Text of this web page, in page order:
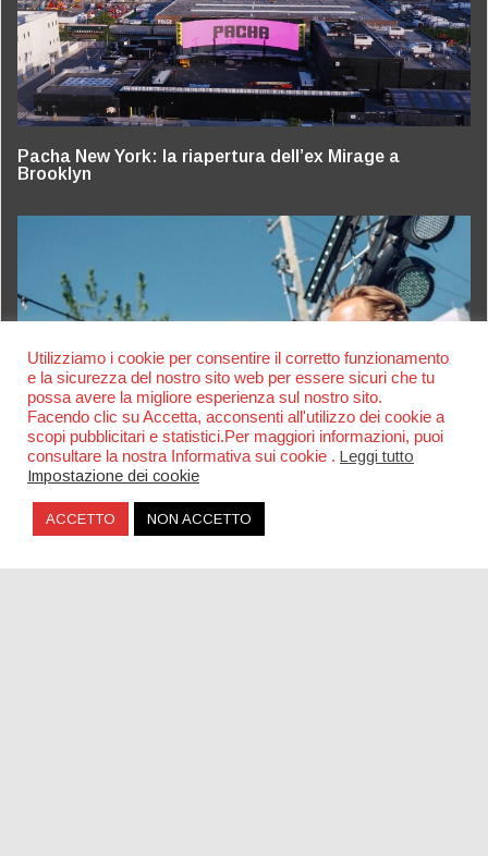
Pacha New York: la riapertura dell’ex Mirage a
Brooklyn
Utilizziamo i cookie per consentire il corretto funzionamento
e la sicurezza del nostro sito web per essere sicuri che tu
possa avere la migliore esperienza sul nostro sito.
Facendo clic su Accetta, acconsenti all'utilizzo dei cookie a
scopi pubblicitari e statistici.Per maggiori informazioni, puoi
consultare la nostra Informativa sui cookie . Leggi tutto
Impostazione dei cookie
ACCETTO NON ACCETTO